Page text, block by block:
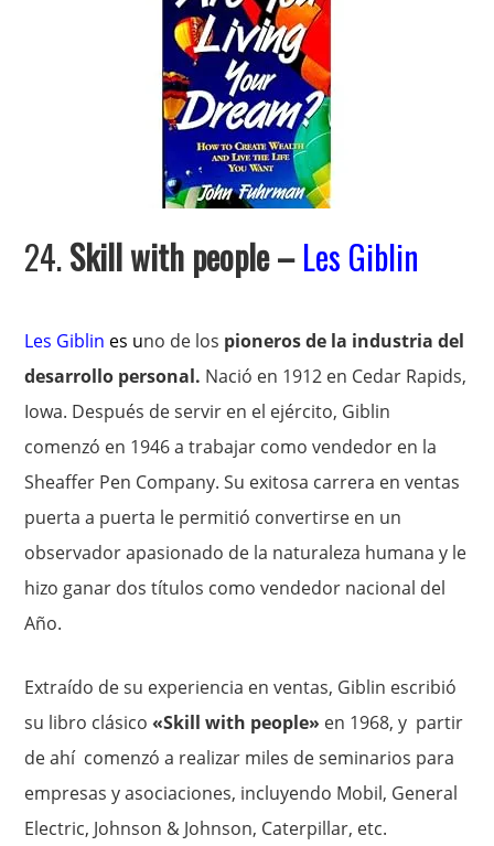
24.Skill with people–Les Giblin
Les Giblin es uno de los pioneros de la industria del
desarrollo personal. Nació en 1912 en Cedar Rapids,
Iowa. Después de servir en el ejército, Giblin
comenzó en 1946 a trabajar como vendedor en la
Sheaffer Pen Company. Su exitosa carrera en ventas
puerta a puerta le permitió convertirse en un
observador apasionado de la naturaleza humana y le
hizo ganar dos títulos como vendedor nacional del
Año.
Extraído de su experiencia en ventas, Giblin escribió
su libro clásico«Skill with people» en 1968, y partir
de ahí comenzó a realizar miles de seminarios para
empresas y asociaciones, incluyendo Mobil, General
Electric, Johnson & Johnson, Caterpillar, etc.